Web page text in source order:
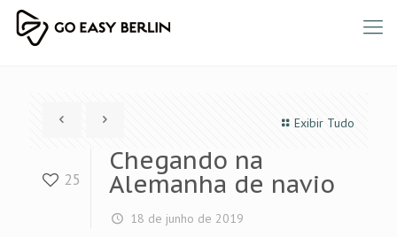
Exibir Tudo
25
Chegando na
Alemanha de navio
18 de junho de 2019